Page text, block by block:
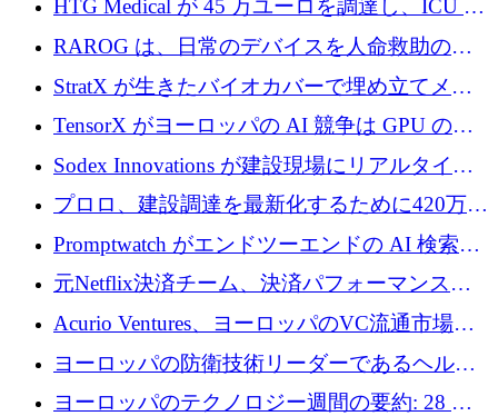
HTG Medical が 45 万ユーロを調達し、ICU の
尿モニタリングを自動化するための MDR 認
証を獲得
RAROG は、日常のデバイスを人命救助の救
助ビーコンに変えるために 16 万 2,000 ユーロ
StratX が生きたバイオカバーで埋め立てメタ
ン対策に 119 万ドルを調達
TensorX がヨーロッパの AI 競争は GPU の所
有者によって決まると考える理由
Sodex Innovations が建設現場にリアルタイム
のインテリジェンスをもたらすために 400 万
ユーロを確保
プロロ、建設調達を最新化するために420万ポ
ンドを調達
Promptwatch がエンドツーエンドの AI 検索最
適化プラットフォームを拡張するために 600
元Netflix決済チーム、決済パフォーマンスプ
ラットフォームNopanのためにこれまでに720
万ユーロを調達
Acurio Ventures、ヨーロッパのVC流通市場の
流動性を解放するために1億1,500万ユーロの
ファンドを立ち上げる
ヨーロッパの防衛技術リーダーであるヘルシ
ングは、180億ドルの評価額で18億ドルのシリ
ヨーロッパのテクノロジー週間の要約: 28 億